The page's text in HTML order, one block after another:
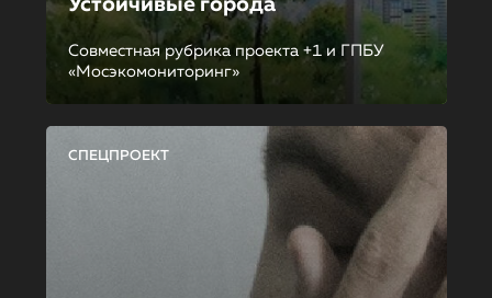
Устойчивые города
Совместная рубрика проекта +1 и ГПБУ
«Мосэкомониторинг»
СПЕЦПРОЕКТ